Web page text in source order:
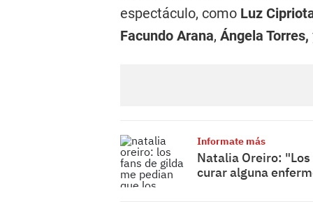
espectáculo, como Luz
Facundo Arana, Ángela Torres,
Informate más
Natalia Oreiro:
curar alguna